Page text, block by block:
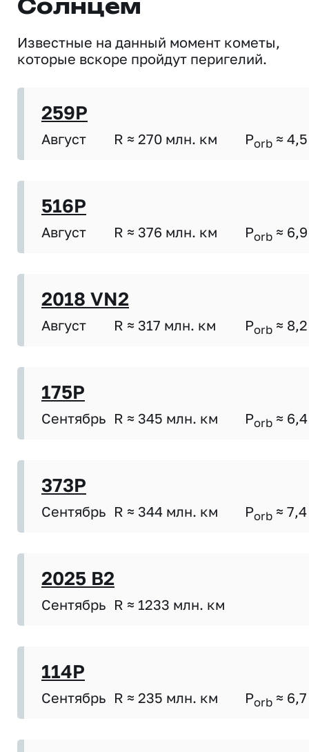
Солнцем
Известные на данный момент кометы,
которые вскоре пройдут перигелий.
259P
Август R ≈ 270 млн. км Porb ≈ 4,5
516P
Август R ≈ 376 млн. км Porb ≈ 6,9
2018 VN2
Август R ≈ 317 млн. км Porb ≈ 8,2
175P
Сентябрь R ≈ 345 млн. км Porb ≈ 6,4
373P
Сентябрь R ≈ 344 млн. км Porb ≈ 7,4
2025 B2
Сентябрь R ≈ 1233 млн. км
114P
Сентябрь R ≈ 235 млн. км Porb ≈ 6,7